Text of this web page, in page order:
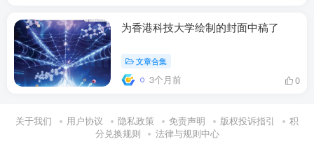
为香港科技大学绘制的封面中稿了
文章合集
3个月前 0
关于我们 用户协议 隐私政策 免责声明 版权投诉指引
积
分兑换规则
法律与规则中心